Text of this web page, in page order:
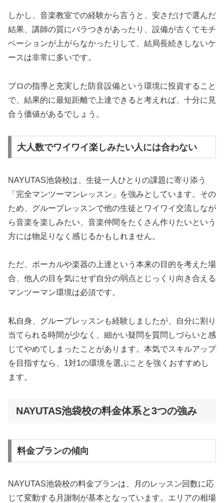
しかし、音楽教室での経験から言うと、安さだけで選んだ
結果、講師の質にバラつきがあったり、設備が古くてモチ
ベーションが上がらなかったりして、結局長続きしないケ
ースは非常に多いです。
プロの指導と充実した防音設備という環境に投資すること
で、結果的に最短距離で上達できると考えれば、十分に見
合う価値があるでしょう。
大人数でワイワイ楽しみたい人には合わない
NAYUTAS池袋校は、生徒一人ひとりの課題に寄り添う
「完全マンツーマンレッスン」を強みとしています。その
ため、グループレッスンで他の生徒とワイワイ交流しなが
ら音楽を楽しみたい、音楽仲間をたくさん作りたいという
方には物足りなく感じるかもしれません。
ただ、ボーカルや楽器の上達という本来の目的を考えた場
合、他人の目を気にせず自分の弱点とじっくり向き合える
マンツーマン環境は必須です。
私自身、グループレッスンも経験しましたが、自分に割り
当てられる時間が少なく、細かい疑問を質問しづらいと感
じてやめてしまったことがあります。本気でスキルアップ
を目指すなら、1対1の環境を選ぶことを強くおすすめし
ます。
NAYUTAS池袋校の料金体系と3つの強み
料金プランの傾向
NAYUTAS池袋校の料金プランは、月のレッスン回数に応
じて変動する月謝制が基本となっています。エリアの相場